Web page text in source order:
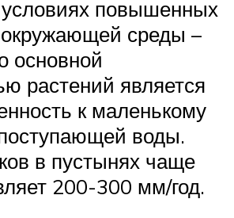
повышенных
среды –
основной
растений является
к маленькому
воды.
в пустынях чаще
200-300 мм/год.